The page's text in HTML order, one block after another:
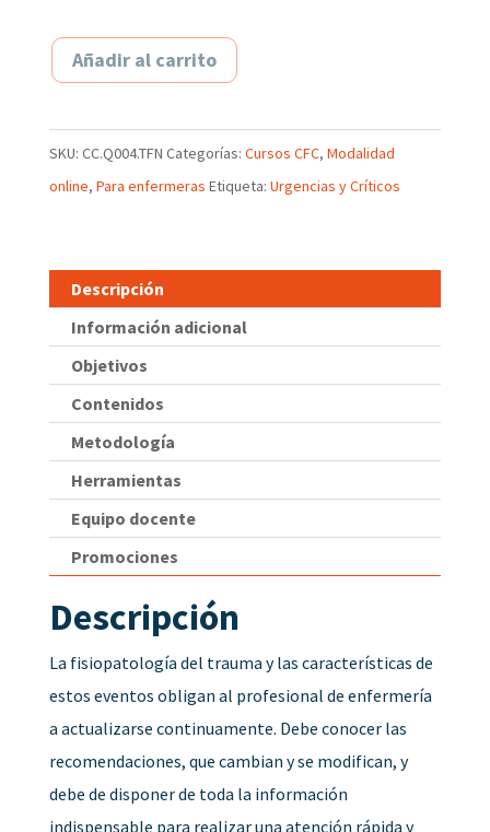
Añadir al carrito
SKU: CC.Q004.TFN Categorías: Cursos CFC, Modalidad
online, Para enfermeras Etiqueta: Urgencias y Críticos
Descripción
Información adicional
Objetivos
Contenidos
Metodología
Herramientas
Equipo docente
Promociones
Descripción
La fisiopatología del trauma y las características de
estos eventos obligan al profesional de enfermería
a actualizarse continuamente. Debe conocer las
recomendaciones, que cambian y se modifican, y
debe de disponer de toda la información
indispensable para realizar una atención rápida y